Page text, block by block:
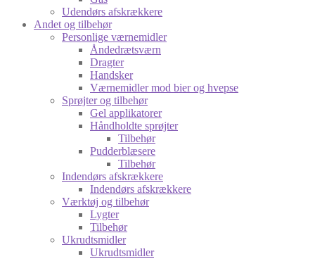
Udendørs afskrækkere
Andet og tilbehør
Personlige værnemidler
Åndedrætsværn
Dragter
Handsker
Værnemidler mod bier og hvepse
Sprøjter og tilbehør
Gel applikatorer
Håndholdte sprøjter
Tilbehør
Pudderblæsere
Tilbehør
Indendørs afskrækkere
Indendørs afskrækkere
Værktøj og tilbehør
Lygter
Tilbehør
Ukrudtsmidler
Ukrudtsmidler